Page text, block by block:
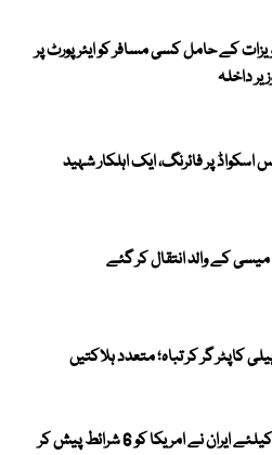
کے حامل کسی مسافر کو ایئرپورٹ پر
داخلہ
پر فائرنگ، ایک اہلکار شہید
میسی کے والد انتقال کر گئے
آبنائے ہرمز کھولنے کیلئے ایران نے امریکا کو 6 شرائط پیش کر